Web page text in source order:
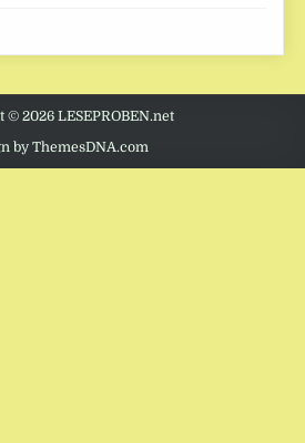
© 2026 LESEPROBEN.net
by ThemesDNA.com